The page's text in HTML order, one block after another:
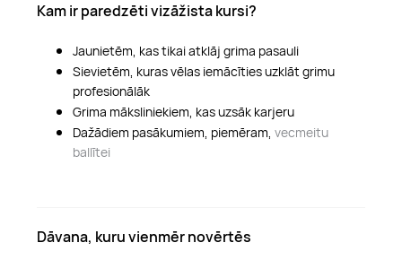
Kam ir paredzēti vizāžista kursi?
Jaunietēm, kas tikai atklāj grima pasauli
Sievietēm, kuras vēlas iemācīties uzklāt grimu
profesionālāk
Grima māksliniekiem, kas uzsāk karjeru
Dažādiem pasākumiem, piemēram, vecmeitu
ballītei
Dāvana, kuru vienmēr novērtēs